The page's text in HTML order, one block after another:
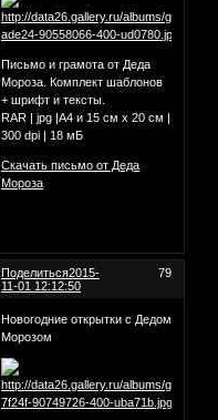
Письмо и грамота от Деда
Мороза. Комплект шаблонов
+ шрифт и тексты.
RAR | jpg |А4 и 15 см х 20 см |
300 dpi | 18 мБ
Скачать письмо от Деда
Мороза
Поделиться 79
2015-
11-01 12:12:50
Новогодние открытки с Дедом
Морозом